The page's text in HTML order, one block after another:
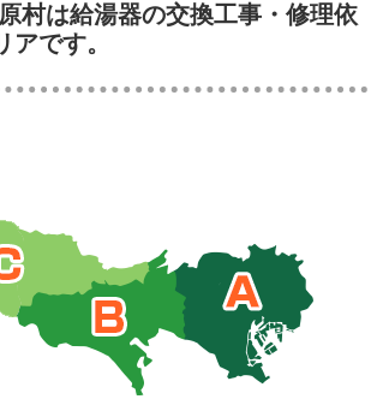
村は給湯器の交換工事・修理依
アです。